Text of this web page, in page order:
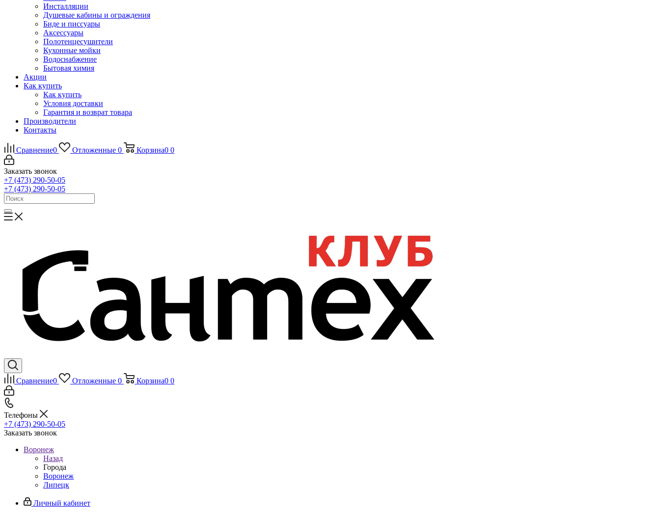
Инсталляции
Душевые кабины и ограждения
Биде и писсуары
Аксессуары
Полотенцесушители
Кухонные мойки
Водоснабжение
Бытовая химия
Акции
Как купить
Как купить
Условия доставки
Гарантия и возврат товара
Производители
Контакты
Сравнение0 Отложенные 0 Корзина0 0
Заказать звонок
+7 (473) 290-50-05
+7 (473) 290-50-05
Сравнение0 Отложенные 0 Корзина0 0
Телефоны
+7 (473) 290-50-05
Заказать звонок
Воронеж
Назад
Города
Воронеж
Липецк
Личный кабинет